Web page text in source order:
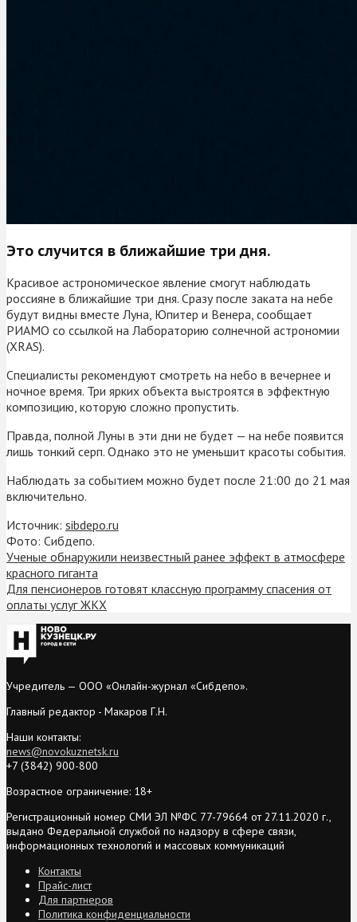
Это случится в ближайшие три дня.
Красивое астрономическое явление смогут наблюдать
россияне в ближайшие три дня. Сразу после заката на небе
будут видны вместе Луна, Юпитер и Венера, сообщает
РИАМО со ссылкой на Лабораторию солнечной астрономии
(XRAS).
Специалисты рекомендуют смотреть на небо в вечернее и
ночное время. Три ярких объекта выстроятся в эффектную
композицию, которую сложно пропустить.
Правда, полной Луны в эти дни не будет — на небе появится
лишь тонкий серп. Однако это не уменьшит красоты события.
Наблюдать за событием можно будет после 21:00 до 21 мая
включительно.
Источник: sibdepo.ru
Фото: Сибдепо.
Ученые обнаружили неизвестный ранее эффект в атмосфере
красного гиганта
Для пенсионеров готовят классную программу спасения от
оплаты услуг ЖКХ
Учредитель — ООО «Онлайн-журнал «Сибдепо».
Главный редактор - Макаров Г.Н.
Наши контакты:
news@novokuznetsk.ru
+7 (3842) 900-800
Возрастное ограничение: 18+
Регистрационный номер СМИ ЭЛ №ФС 77-79664 от 27.11.2020 г.,
выдано Федеральной службой по надзору в сфере связи,
информационных технологий и массовых коммуникаций
Контакты
Прайс-лист
Для партнеров
Политика конфиденциальности